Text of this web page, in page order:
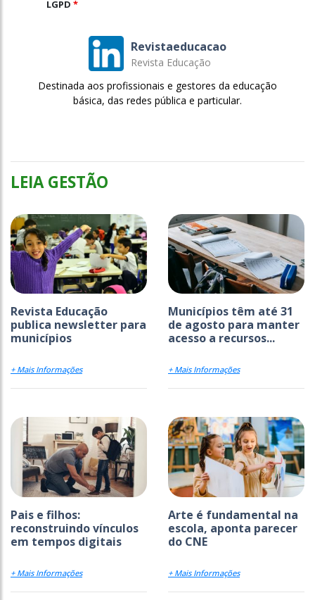
LGPD *
Revistaeducacao
Revista Educação
Destinada aos profissionais e gestores da educação
básica, das redes pública e particular.
LEIA GESTÃO
Revista Educação
publica newsletter para
municípios
+ Mais Informações
Municípios têm até 31
de agosto para manter
acesso a recursos...
+ Mais Informações
Pais e filhos:
reconstruindo vínculos
em tempos digitais
+ Mais Informações
Arte é fundamental na
escola, aponta parecer
do CNE
+ Mais Informações